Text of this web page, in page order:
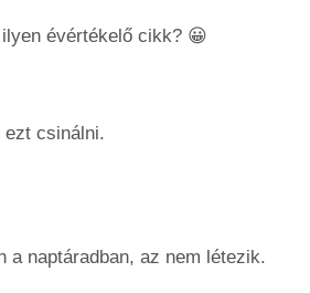
évértékelő cikk? 😀
ezt csinálni.
a naptáradban, az nem létezik.